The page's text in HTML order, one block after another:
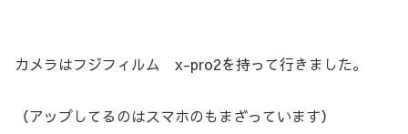
カメラはフジフィルム x-pro2を持って行きました。
（アップしてるのはスマホのもまざっています）